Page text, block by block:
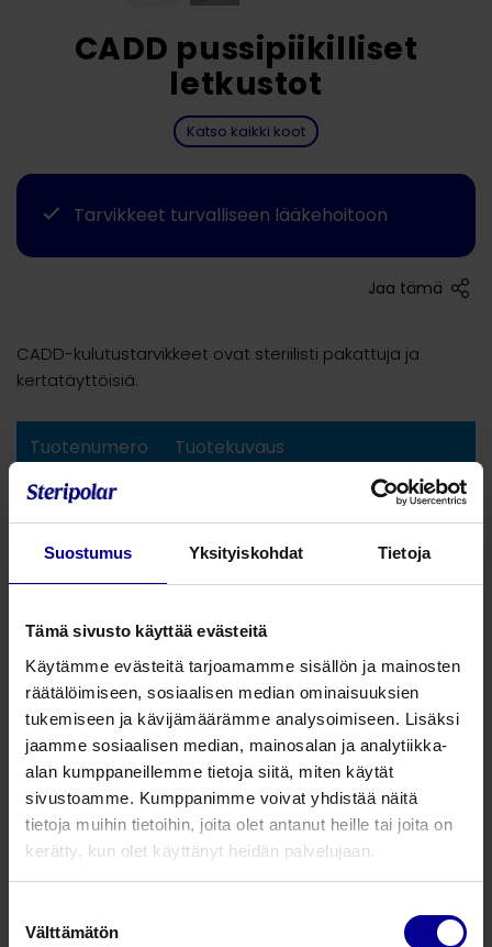
Suostumus Yksityiskohdat Tietoja
Tämä sivusto käyttää evästeitä
Käytämme evästeitä tarjoamamme sisällön ja mainosten
räätälöimiseen, sosiaalisen median ominaisuuksien
tukemiseen ja kävijämäärämme analysoimiseen. Lisäksi
jaamme sosiaalisen median, mainosalan ja analytiikka-
alan kumppaneillemme tietoja siitä, miten käytät
sivustoamme. Kumppanimme voivat yhdistää näitä
tietoja muihin tietoihin, joita olet antanut heille tai joita on
kerätty, kun olet käyttänyt heidän palvelujaan.
valinta
Välttämätön
CADD-kulutustarvikkeet ovat steriilisti pakattuja ja
kertatäyttöisiä.
Tuotenumero Tuotekuvaus
Pussipiikilliset letkustot max 250 ml/h takaiskuventtiilillä
21732424
Letkusto 312 cm, keltaraitainen
21739424
Letkusto 274 cm, 0,2 mikronin suodatin
21734924
Letkusto 330 cm, 0,2 mikronin
21734324
Letkusto 290 cm, 1.2 mikronin
21735924
Letkusto 175 cm, HUOM! pussipiikitön;
Tuotenumero Tuotekuvaus
Pussipiikilliset letkustot max 500 ml/h (soveltuu vain
21735724
CADD pussipiikilliset
letkustot
Katso kaikki koot
Tarvikkeet turvalliseen lääkehoitoon
Jaa tämä